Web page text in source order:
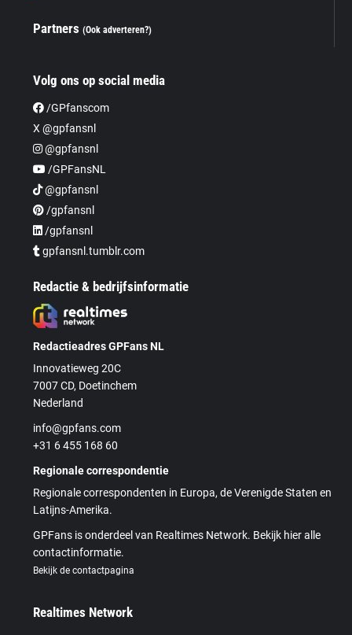
Partners(Ook adverteren?)
Volg ons op social media
/GPfanscom
X @gpfansnl
@gpfansnl
/GPFansNL
@gpfansnl
/gpfansnl
/gpfansnl
gpfansnl.tumblr.com
Redactie & bedrijfsinformatie
Redactieadres GPFans NL
Innovatieweg 20C
7007 CD, Doetinchem
Nederland
info@gpfans.com
+31 6 455 168 60
Regionale correspondentie
Regionale correspondenten in Europa, de Verenigde Staten en
Latijns-Amerika.
GPFans is onderdeel van Realtimes Network. Bekijk hier alle
contactinformatie.
Bekijk de contactpagina
Realtimes Network